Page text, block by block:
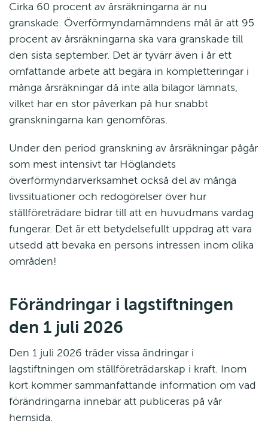
Cirka 60 procent av årsräkningarna är nu
granskade. Överförmyndarnämndens mål är att 95
procent av årsräkningarna ska vara granskade till
den sista september. Det är tyvärr även i år ett
omfattande arbete att begära in kompletteringar i
många årsräkningar då inte alla bilagor lämnats,
vilket har en stor påverkan på hur snabbt
granskningarna kan genomföras.
Under den period granskning av årsräkningar pågår
som mest intensivt tar Höglandets
överförmyndarverksamhet också del av många
livssituationer och redogörelser över hur
ställföreträdare bidrar till att en huvudmans vardag
fungerar. Det är ett betydelsefullt uppdrag att vara
utsedd att bevaka en persons intressen inom olika
områden!
Förändringar i lagstiftningen
den 1 juli 2026
Den 1 juli 2026 träder vissa ändringar i
lagstiftningen om ställföreträdarskap i kraft. Inom
kort kommer sammanfattande information om vad
förändringarna innebär att publiceras på vår
hemsida.